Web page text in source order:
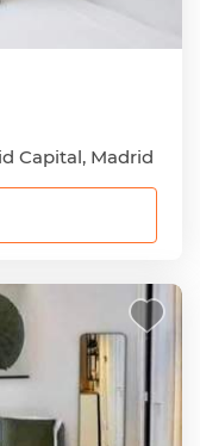
Capital, Madrid